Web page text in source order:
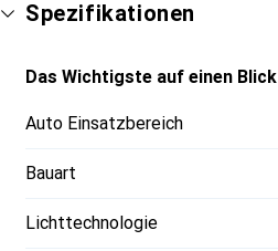
Spezifikationen
Das Wichtigste auf einen Blick
Auto Einsatzbereich
Bauart
Lichttechnologie